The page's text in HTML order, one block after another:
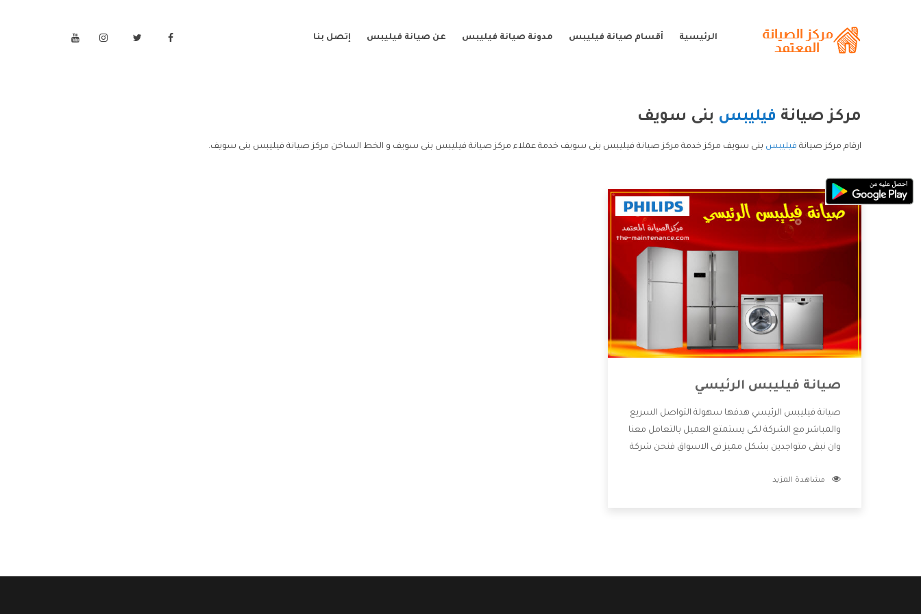
الرئيسية أقسام صيانة فيليبس مدونة صيانة فيليبس عن صيانة فيليبس إتصل بنا
مركز صيانة فيليبس بنى سويف
ارقام مركز صيانة فيليبس بنى سويف مركز خدمة مركز صيانة فيليبس بنى سويف خدمة عملاء مركز صيانة فيليبس بنى سويف و الخط الساخن مركز صيانة فيليبس بنى سويف.
صيانة فيليبس الرئيسي
صيانة فيليبس الرئيسي هدفها سهولة التواصل السريع
والمباشر مع الشركة لكى يستمتع العميل بالتعامل معنا
وان نبقى متواجدين بشكل مميز فى الاسواق فنحن شركة
بالخدمات التى تنفرد الشركة بها والتى تكون منها خدمة
مشاهدة المزيد